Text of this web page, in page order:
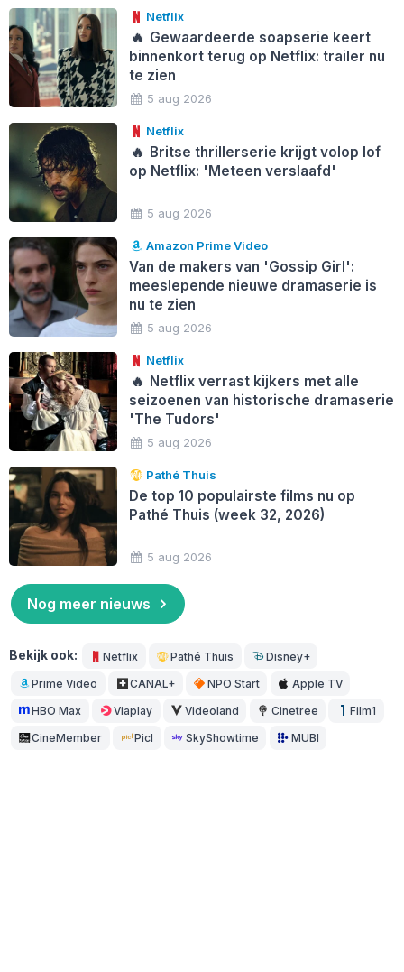
Netflix
🔥 Gewaardeerde soapserie keert
binnenkort terug op Netflix: trailer nu
te zien
5 aug 2026
Netflix
🔥 Britse thrillerserie krijgt volop lof
op Netflix: 'Meteen verslaafd'
5 aug 2026
Amazon Prime Video
Van de makers van 'Gossip Girl':
meeslepende nieuwe dramaserie is
nu te zien
5 aug 2026
Netflix
🔥 Netflix verrast kijkers met alle
seizoenen van historische dramaserie
'The Tudors'
5 aug 2026
Pathé Thuis
De top 10 populairste films nu op
Pathé Thuis (week 32, 2026)
5 aug 2026
Nog meer nieuws
Bekijk ook: Netflix Pathé Thuis Disney+
Prime Video CANAL+ NPO Start Apple TV
HBO Max Viaplay Videoland Cinetree Film1
CineMember Picl SkyShowtime MUBI